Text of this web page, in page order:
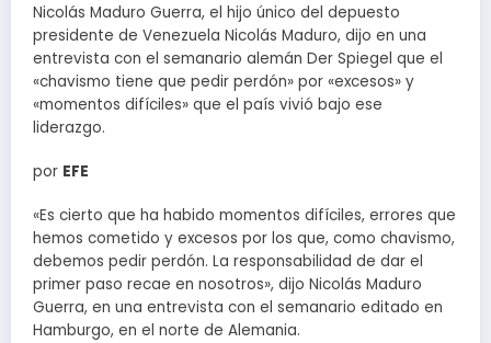
Nicolás Maduro Guerra, el hijo único del depuesto
presidente de Venezuela Nicolás Maduro, dijo en una
entrevista con el semanario alemán Der Spiegel que el
«chavismo tiene que pedir perdón» por «excesos» y
«momentos difíciles» que el país vivió bajo ese
liderazgo.
por EFE
«Es cierto que ha habido momentos difíciles, errores que
hemos cometido y excesos por los que, como chavismo,
debemos pedir perdón. La responsabilidad de dar el
primer paso recae en nosotros», dijo Nicolás Maduro
Guerra, en una entrevista con el semanario editado en
Hamburgo, en el norte de Alemania.